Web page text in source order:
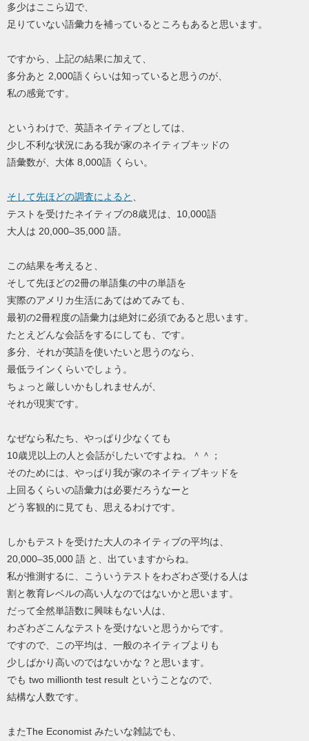
多少はここら辺で、
足りていない語彙力を補っているところもあると思います。
ですから、上記の結果に加えて、
多分あと 2,000語くらいは知っていると思うのが、
私の感覚です。
というわけで、英語ネイティブとしては、
少し不利な状況にある我が家のネイティブキッドの
語彙数が、大体 8,000語 くらい。
そして先ほどの調査によると
テストを受けたネイティブの8歳児は、10,000語
大人は 20,000–35,000 語。
この結果を考えると、
そして先ほどの2冊の単語集の中の単語を
実際のアメリカ生活にあてはめてみても、
最初の2冊程度の語彙力は絶対に必須であると思います。
たとえどんな会話をするにしても、です。
多分、それが英語を使いたいと思うのなら、
最低ラインくらいでしょう。
ちょっと厳しいかもしれませんが、
それが現実です。
なぜなら私たち、やっぱり少なくても
10歳児以上の人と会話がしたいですよね。＾＾；
そのためには、やっぱり我が家のネイティブキッドを
上回るくらいの語彙力は必要だろうなーと
どう客観的に見ても、思えるわけです。
しかもテストを受けた大人のネイティブの平均は、
20,000–35,000 語 と、出ていますからね。
私が推測するに、こういうテストをわざわざ受ける人は
割と教育レベルの高い人なのではないかと思います。
だって全然単語数に興味もない人は、
わざわざこんなテストを受けないと思うからです。
ですので、この平均は、一般のネイティブよりも
少しばかり高いのではないかな？と思います。
でも two millionth test result ということなので、
結構な人数です。
またThe Economist みたいな雑誌でも、